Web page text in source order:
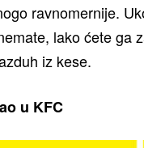
ravnomernije.
lako ćete ga
iz kese.
u KFC